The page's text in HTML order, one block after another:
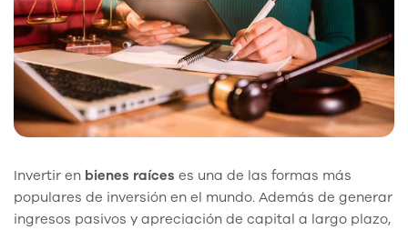
Invertir en bienes raíces es una de las formas más
populares de inversión en el mundo. Además de generar
ingresos pasivos y apreciación de capital a largo plazo,